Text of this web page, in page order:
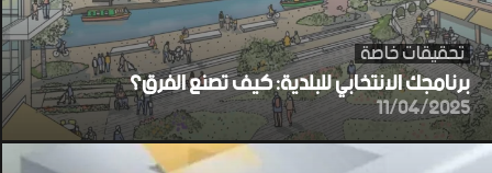
تحقيقات خاصة
برنامجك الانتخابي للبلدية: كيف تصنع الفرق؟
11/04/2025